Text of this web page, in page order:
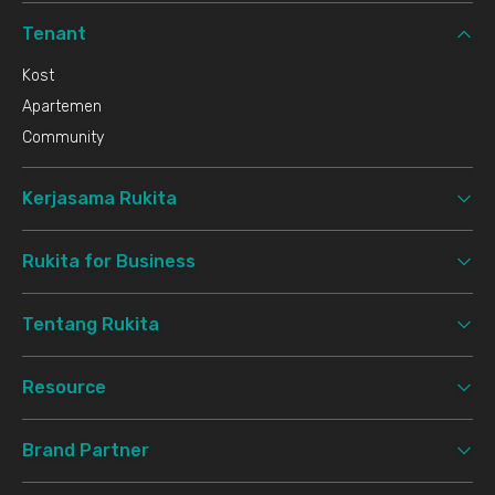
Tenant
Kost
Apartemen
Community
Kerjasama Rukita
Rukita for Business
Tentang Rukita
Resource
Brand Partner